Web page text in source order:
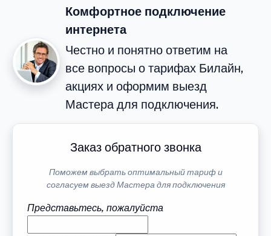
Комфортное подключение
интернета
Честно и понятно ответим на
все вопросы о тарифах Билайн,
акциях и оформим выезд
Мастера для подключения.
Заказ обратного звонка
Поможем выбрать оптимальный тариф и
согласуем выезд Мастера для подключения
Представьтесь, пожалуйста